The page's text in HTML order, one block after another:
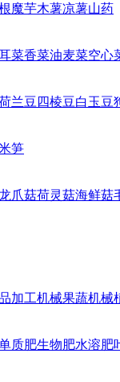
魔芋木薯凉薯山药
菜香菜油麦菜空心
兰豆 四棱豆白玉豆
笋
爪菇荷灵菇海鲜菇
加工机械果蔬机械
质肥生物肥水溶肥